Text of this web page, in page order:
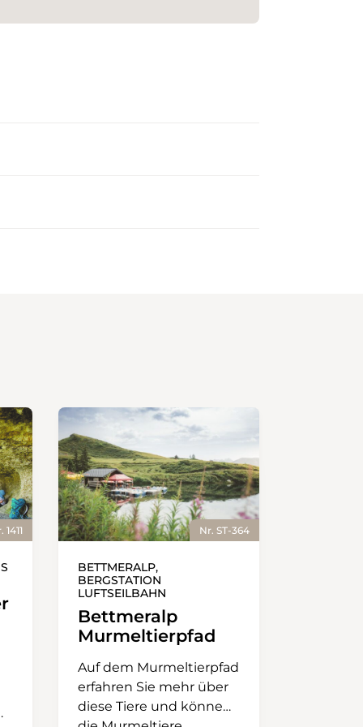
1411 Nr. ST-364
BETTMERALP,
BERGSTATION
LUFTSEILBAHN
Bettmeralp
Murmeltierpfad
Auf dem Murmeltierpfad
erfahren Sie mehr über
diese Tiere und können